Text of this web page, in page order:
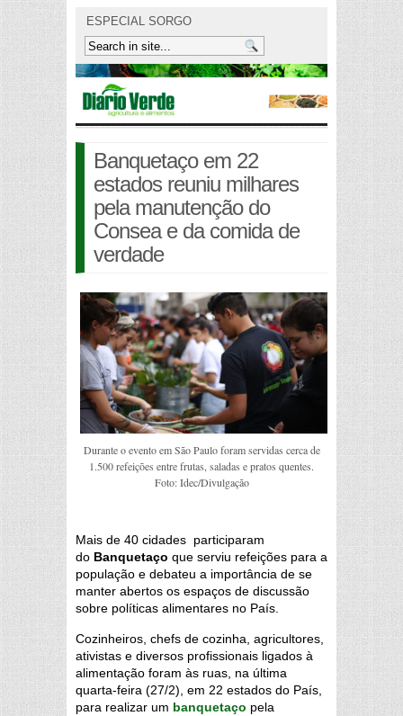
ESPECIAL SORGO
Banquetaço em 22
estados reuniu milhares
pela manutenção do
Consea e da comida de
verdade
Durante o evento em São Paulo foram servidas cerca de
1.500 refeições entre frutas, saladas e pratos quentes.
Foto: Idec/Divulgação
Mais de 40 cidades participaram
do Banquetaço que serviu refeições para a
população e debateu a importância de se
manter abertos os espaços de discussão
sobre políticas alimentares no País.
Cozinheiros, chefs de cozinha, agricultores,
ativistas e diversos profissionais ligados à
alimentação foram às ruas, na última
quarta-feira (27/2), em 22 estados do País,
para realizar um banquetaço pela